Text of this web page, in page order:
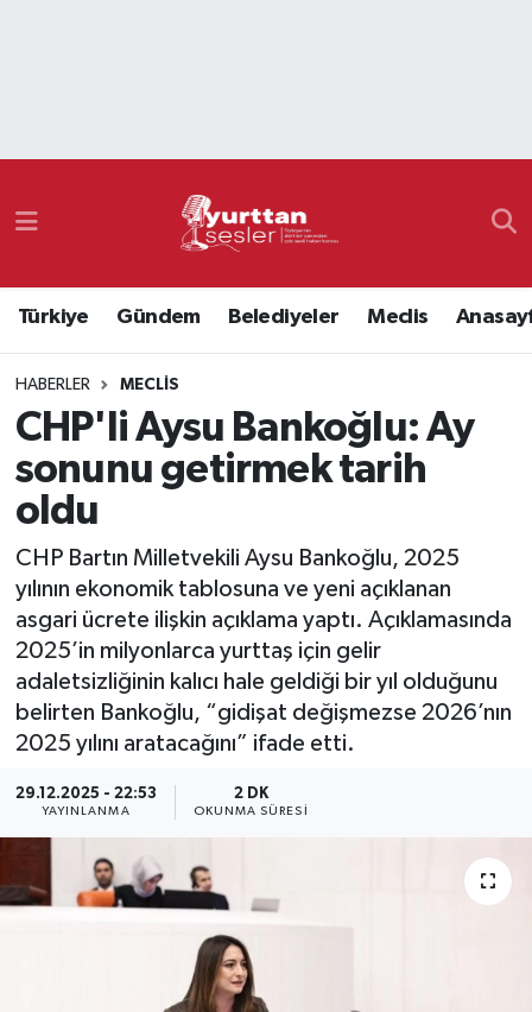
Türkiye Gündem Belediyeler Meclis
HABERLER MECLIS
CHP'li Aysu Bankoğlu: Ay
sonunu getirmek tarih
oldu
CHP Bartın Milletvekili Aysu Bankoğlu, 2025
yılının ekonomik tablosuna ve yeni açıklanan
asgari ücrete ilişkin açıklama yaptı. Açıklamasında
2025’in milyonlarca yurttaş için gelir
adaletsizliğinin kalıcı hale geldiği bir yıl olduğunu
belirten Bankoğlu, “gidişat değişmezse 2026’nın
2025 yılını aratacağını” ifade etti.
29.12.2025 - 22:53
YAYINLANMA
2 DK
OKUNMA SÜRESI
Namaz Vakitleri
Süper Lig Puan Durumu ve Fikstür
Tüm Manşetler
Son Dakika Haberleri
Haber Arşivi